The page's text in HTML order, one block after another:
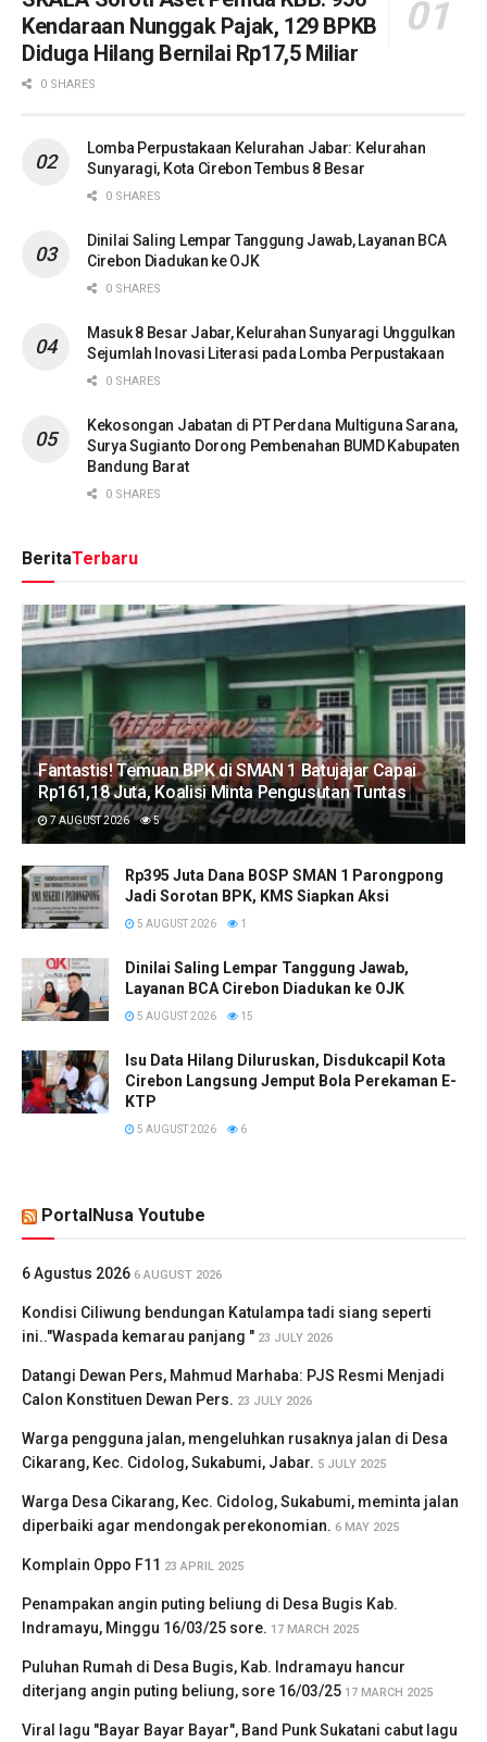
Kendaraan Nunggak Pajak, 129 BPKB
Diduga Hilang Bernilai Rp17,5 Miliar
0 SHARES
Lomba Perpustakaan Kelurahan Jabar: Kelurahan
Sunyaragi, Kota Cirebon Tembus 8 Besar
0 SHARES
Dinilai Saling Lempar Tanggung Jawab, Layanan BCA
Cirebon Diadukan ke OJK
0 SHARES
Masuk 8 Besar Jabar, Kelurahan Sunyaragi Unggulkan
Sejumlah Inovasi Literasi pada Lomba Perpustakaan
0 SHARES
Kekosongan Jabatan di PT Perdana Multiguna Sarana,
Surya Sugianto Dorong Pembenahan BUMD Kabupaten
Bandung Barat
0 SHARES
BeritaTerbaru
Fantastis! Temuan BPK di SMAN 1 Batujajar Capai
Rp161,18 Juta, Koalisi Minta Pengusutan Tuntas
7 AUGUST 2026 5
Rp395 Juta Dana BOSP SMAN 1 Parongpong
Jadi Sorotan BPK, KMS Siapkan Aksi
5 AUGUST 2026 1
Dinilai Saling Lempar Tanggung Jawab,
Layanan BCA Cirebon Diadukan ke OJK
5 AUGUST 2026 15
​Isu Data Hilang Diluruskan, Disdukcapil Kota
Cirebon Langsung Jemput Bola Perekaman E-
KTP
5 AUGUST 2026 6
PortalNusa Youtube
6 Agustus 2026 6 AUGUST 2026
Kondisi Ciliwung bendungan Katulampa tadi siang seperti
ini.."Waspada kemarau panjang " 23 JULY 2026
Datangi Dewan Pers, Mahmud Marhaba: PJS Resmi Menjadi
Calon Konstituen Dewan Pers. 23 JULY 2026
Warga pengguna jalan, mengeluhkan rusaknya jalan di Desa
Cikarang, Kec. Cidolog, Sukabumi, Jabar. 5 JULY 2025
Warga Desa Cikarang, Kec. Cidolog, Sukabumi, meminta jalan
diperbaiki agar mendongak perekonomian. 6 MAY 2025
Komplain Oppo F11 23 APRIL 2025
Penampakan angin puting beliung di Desa Bugis Kab.
Indramayu, Minggu 16/03/25 sore. 17 MARCH 2025
Puluhan Rumah di Desa Bugis, Kab. Indramayu hancur
diterjang angin puting beliung, sore 16/03/25 17 MARCH 2025
Viral lagu "Bayar Bayar Bayar", Band Punk Sukatani cabut lagu